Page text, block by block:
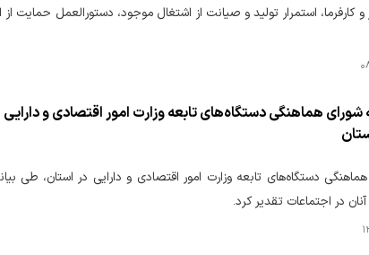
و کارفرما، استمرار تولید و صیانت از اشتغال موجود، دستورالعمل حمایت
شورای هماهنگی دستگاه‌های تابعه‌ وزارت امور اقتصادی و
دستگاه‌های تابعه‌ وزارت امور اقتصادی و دارایی در استان، طی
در اجتماعات تقدیر کرد.